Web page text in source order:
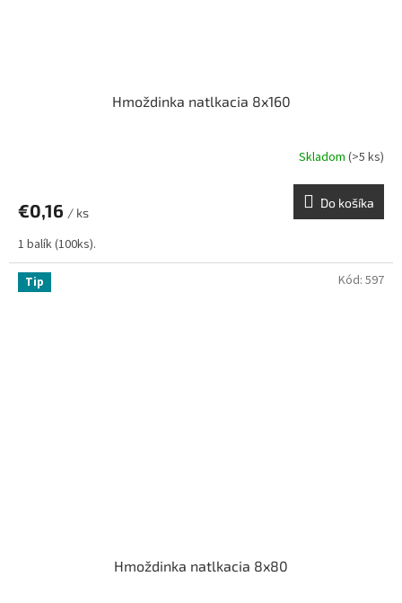
Hmoždinka natlkacia 8x160
Skladom (>5 ks)
€0,16 / ks
Do košíka
1 balík (100ks).
Tip
Hmoždinka natlkacia 8x80
Kód: 597